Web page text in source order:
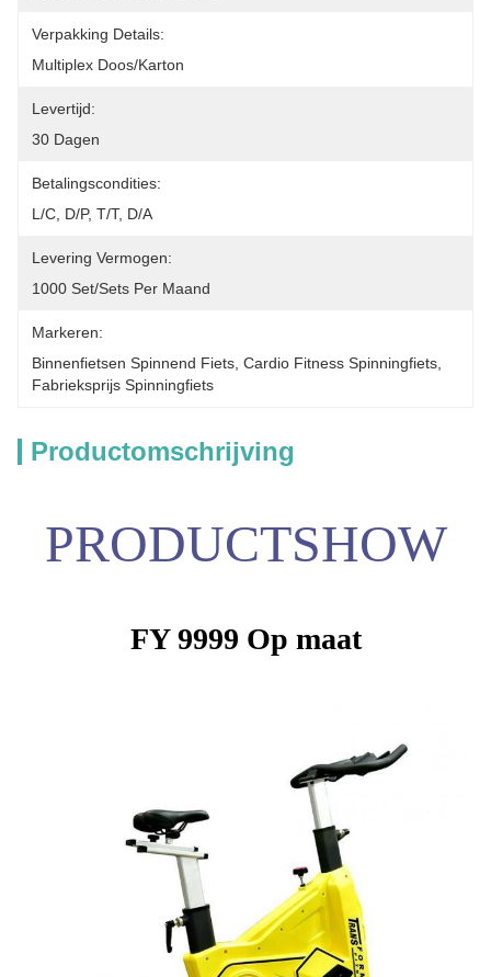
Verpakking Details:
Multiplex Doos/karton
Levertijd:
30 Dagen
Betalingscondities:
L/c, D/p, T/t, D/a
Levering Vermogen:
1000 Set/sets Per Maand
Markeren:
Binnenfietsen Spinnend Fiets Cardio Fitness Spinningfiets
Fabrieksprijs Spinningfiets
Productomschrijving
PRODUCTSHOW
FY 9999 Op maat